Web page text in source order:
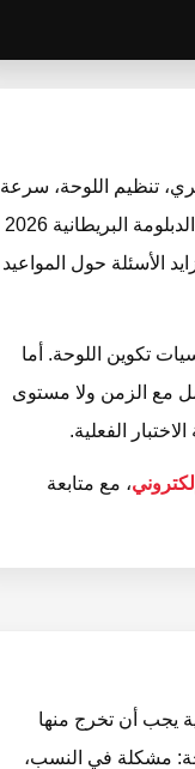
تنظيم اللوحة، سرعة
التنفيذ، وفهم طبيعة المطلوب داخل لجنة الاختبار. لذلك فإن متابعة موضوع أفضل كورسات قدرات فنون لطلاب الدبلومة البريطانية 2026
الأسئلة حول المواعيد
تكوين اللوحة. أما
مع الزمن ولا مستوى
الفعلية.
، مع متابعة
يجب أن تخرج منها
مشكلة في النسب،